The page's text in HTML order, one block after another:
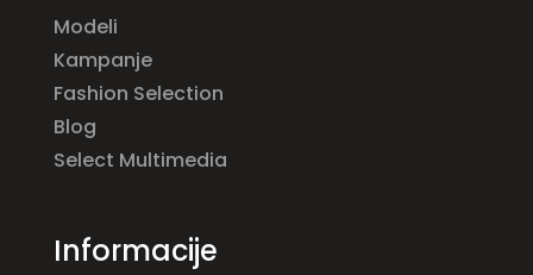
Modeli
Kampanje
Fashion Selection
Blog
Select Multimedia
Informacije